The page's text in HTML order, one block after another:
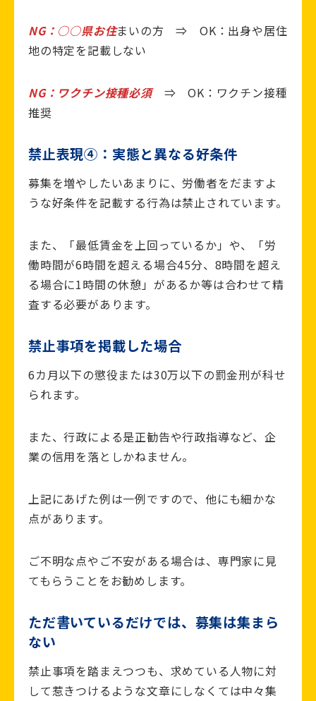
NG：○○県お住まいの方 ⇒ OK：出身や居住
地の特定を記載しない
NG：ワクチン接種必須⇒ OK：ワクチン接種
推奨
禁止表現④：実態と異なる好条件
募集を増やしたいあまりに、労働者をだますよ
うな好条件を記載する行為は禁止されています。
また、「最低賃金を上回っているか」や、「労
働時間が6時間を超える場合45分、8時間を超え
る場合に1時間の休憩」があるか等は合わせて精
査する必要があります。
禁止事項を掲載した場合
6カ月以下の懲役または30万以下の罰金刑が科せ
られます。
また、行政による是正勧告や行政指導など、企
業の信用を落としかねません。
上記にあげた例は一例ですので、他にも細かな
点があります。
ご不明な点やご不安がある場合は、専門家に見
てもらうことをお勧めします。
ただ書いているだけでは、募集は集まら
ない
禁止事項を踏まえつつも、求めている人物に対
して惹きつけるような文章にしなくては中々集